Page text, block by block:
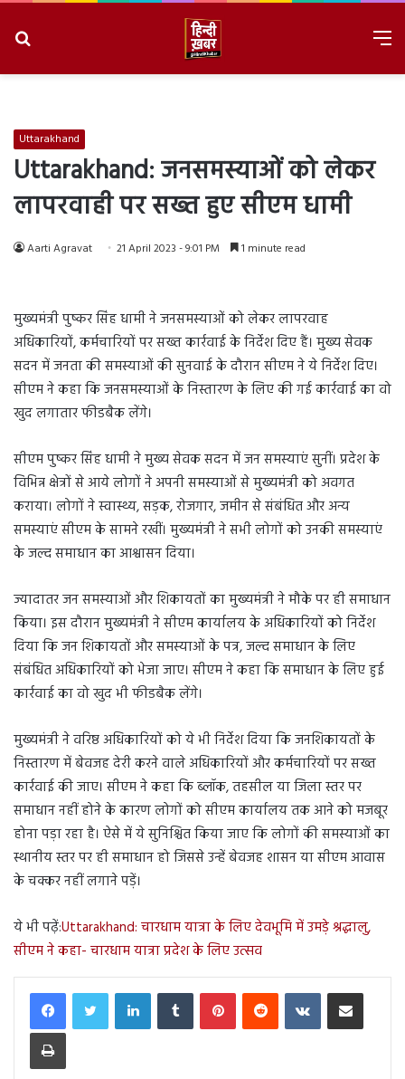
Uttarakhand
Uttarakhand: जनसमस्याओं को लेकर
लापरवाही पर सख्त हुए सीएम धामी
Aarti Agravat 21 April 2023 - 9:01 PM 1 minute read
मुख्यमंत्री पुष्कर सिंह धामी ने जनसमस्याओं को लेकर लापरवाह
अधिकारियों, कर्मचारियों पर सख्त कार्रवाई के निर्देश दिए हैं। मुख्य सेवक
सदन में जनता की समस्याओं की सुनवाई के दौरान सीएम ने ये निर्देश दिए।
सीएम ने कहा कि जनसमस्याओं के निस्तारण के लिए की गई कार्रवाई का वो
खुद लगातार फीडबैक लेंगे।
सीएम पुष्कर सिंह धामी ने मुख्य सेवक सदन में जन समस्याएं सुनीं। प्रदेश के
विभिन्न क्षेत्रों से आये लोगों ने अपनी समस्याओं से मुख्यमंत्री को अवगत
कराया। लोगों ने स्वास्थ्य, सड़क, रोजगार, जमीन से संबंधित और अन्य
समस्याएं सीएम के सामने रखीं। मुख्यमंत्री ने सभी लोगों को उनकी समस्याएं
के जल्द समाधान का आश्वासन दिया।
ज्यादातर जन समस्याओं और शिकायतों का मुख्यमंत्री ने मौके पर ही समाधान
किया। इस दौरान मुख्यमंत्री ने सीएम कार्यालय के अधिकारियों को निर्देश
दिया कि जन शिकायतों और समस्याओं के पत्र, जल्द समाधान के लिए
संबंधित अधिकारियों को भेजा जाए। सीएम ने कहा कि समाधान के लिए हुई
कार्रवाई का वो खुद भी फीडबैक लेंगे।
मुख्यमंत्री ने वरिष्ठ अधिकारियों को ये भी निर्देश दिया कि जनशिकायतों के
निस्तारण में बेवजह देरी करने वाले अधिकारियों और कर्मचारियों पर सख्त
कार्रवाई की जाए। सीएम ने कहा कि ब्लॉक, तहसील या जिला स्तर पर
समाधान नहीं होने के कारण लोगों को सीएम कार्यालय तक आने को मजबूर
होना पड़ा रहा है। ऐसे में ये सुनिश्चित किया जाए कि लोगों की समस्याओं का
स्थानीय स्तर पर ही समाधान हो जिससे उन्हें बेवजह शासन या सीएम आवास
के चक्कर नहीं लगाने पड़ें।
ये भी पढ़ें:Uttarakhand: चारधाम यात्रा के लिए देवभूमि में उमड़े श्रद्धालु,
सीएम ने कहा- चारधाम यात्रा प्रदेश के लिए उत्सव
LinkedInTumblr PinterestReddit VKontakteShare via Email
Print